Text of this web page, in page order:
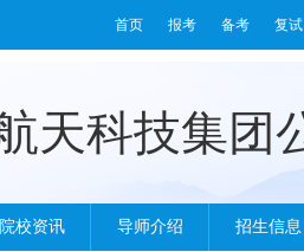
首页 报考 备考 复试
院校资讯 导师介绍 招生信息